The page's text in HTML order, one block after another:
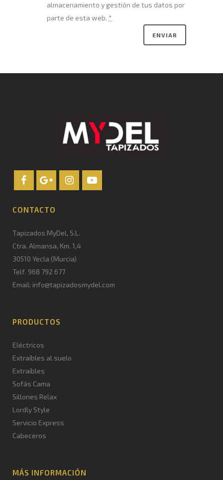
almacenamiento y gestión de tus datos por
parte de esta web. *
CONTACTO
Tapizados MyDel, S.L.
Ctra. Almansa, Km. 1,4
30510 Yecla (Murcia)
Telf. 968 792 677
Email: info@tapizadosmydel.com
PRODUCTOS
Eléctricos
Extraíbles al suelo
Extraíbles
Sofás Cama
Sillones Relax
Lordly Style
Servicio Express
Cabeceros
MÁS INFORMACIÓN